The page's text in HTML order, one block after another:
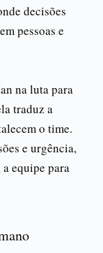
decisões
pessoas e
na luta para
traduz a
o time.
e urgência,
equipe para